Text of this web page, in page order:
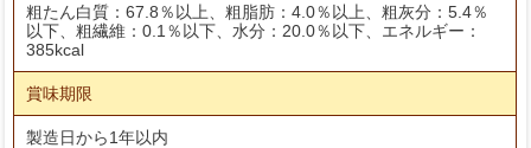
粗たん白質：67.8％以上、粗脂肪：4.0％以上、粗灰分：5.4％
以下、粗繊維：0.1％以下、水分：20.0％以下、エネルギー：
385kcal
賞味期限
製造日から1年以内